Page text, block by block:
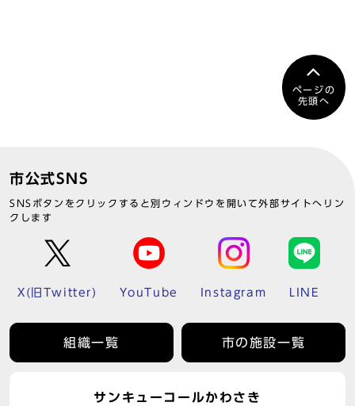
ページの
先頭へ
市公式SNS
SNSボタンをクリックすると別ウィンドウを開いて外部サイトへリン
クします
X(旧Twitter) YouTube Instagram LINE
組織一覧 市の施設一覧
サンキューコールかわさき